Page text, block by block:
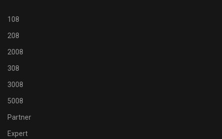
108
208
2008
308
3008
5008
Partner
Expert